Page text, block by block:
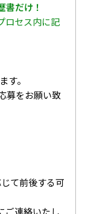
書だけ！
ロセス内に記
す。
募をお願い致
て前後する可
ご連絡いたし